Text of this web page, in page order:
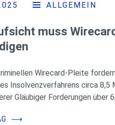
ALLGEMEIN
muss
Wirecard-Pleite
Insolvenzverfahrens circa 8,5
Gläubiger Forderungen über
⟶